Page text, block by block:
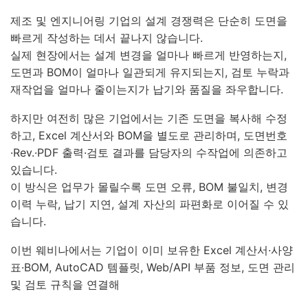
제조 및 엔지니어링 기업의 설계 경쟁력은 단순히 도면을
빠르게 작성하는 데서 끝나지 않습니다.
실제 현장에서는 설계 변경을 얼마나 빠르게 반영하는지,
도면과 BOM이 얼마나 일관되게 유지되는지, 검토 누락과
재작업을 얼마나 줄이는지가 납기와 품질을 좌우합니다.
하지만 여전히 많은 기업에서는 기존 도면을 복사해 수정
하고, Excel 계산서와 BOM을 별도로 관리하며, 도면번호
·Rev.·PDF 출력·검토 결과를 담당자의 수작업에 의존하고
있습니다.
이 방식은 업무가 몰릴수록 도면 오류, BOM 불일치, 변경
이력 누락, 납기 지연, 설계 자산의 파편화로 이어질 수 있
습니다.
이번 웨비나에서는 기업이 이미 보유한 Excel 계산서·사양
표·BOM, AutoCAD 템플릿, Web/API 부품 정보, 도면 관리
및 검토 규칙을 연결해